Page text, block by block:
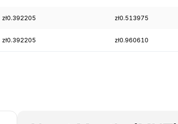
zł0.392205 zł0.513975
zł0.392205 zł0.960610